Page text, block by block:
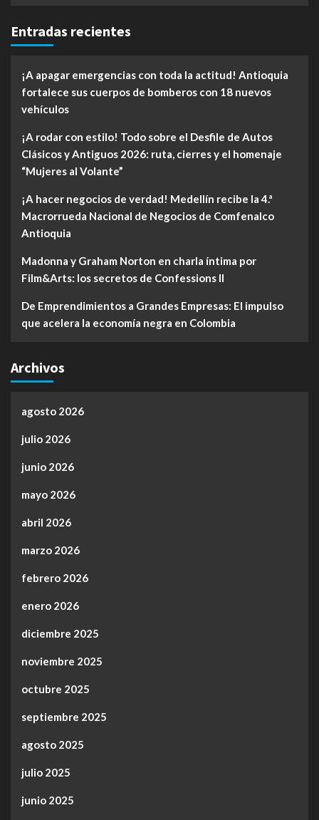
Entradas recientes
¡A apagar emergencias con toda la actitud! Antioquia
fortalece sus cuerpos de bomberos con 18 nuevos
vehículos
¡A rodar con estilo! Todo sobre el Desfile de Autos
Clásicos y Antiguos 2026: ruta, cierres y el homenaje
“Mujeres al Volante”
¡A hacer negocios de verdad! Medellín recibe la 4.ª
Macrorrueda Nacional de Negocios de Comfenalco
Antioquia
Madonna y Graham Norton en charla íntima por
Film&Arts: los secretos de Confessions II
De Emprendimientos a Grandes Empresas: El impulso
que acelera la economía negra en Colombia
Archivos
agosto 2026
julio 2026
junio 2026
mayo 2026
abril 2026
marzo 2026
febrero 2026
enero 2026
diciembre 2025
noviembre 2025
octubre 2025
septiembre 2025
agosto 2025
julio 2025
junio 2025